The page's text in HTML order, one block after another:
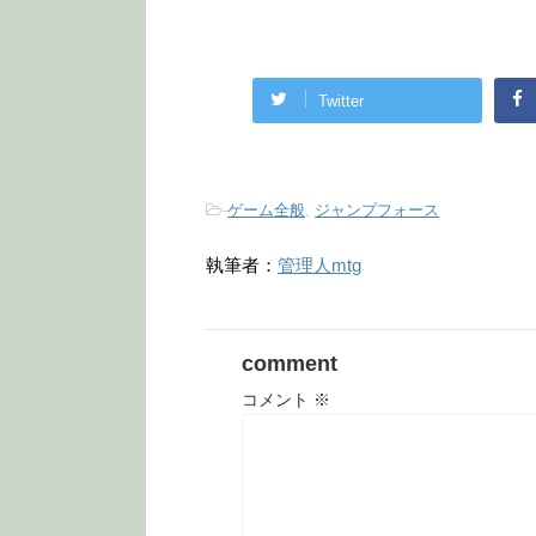
Twitter
-ゲーム全般, ジャンプフォース
執筆者： 管理人mtg